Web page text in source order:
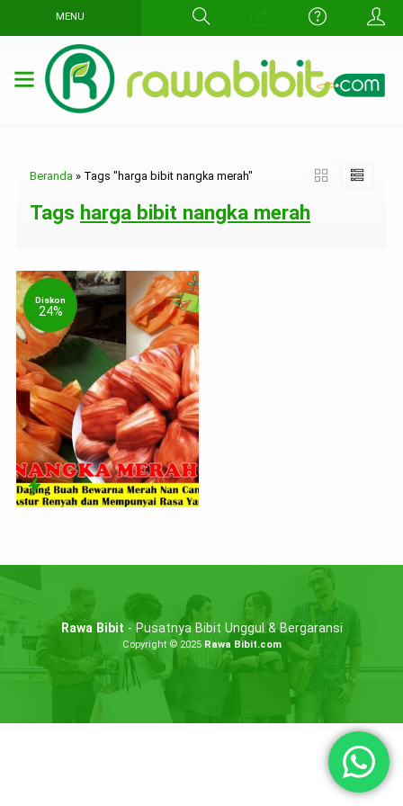
MENU
Beranda » Tags "harga bibit nangka merah"
Tags harga bibit nangka merah
Diskon
24%
Rawa Bibit - Pusatnya Bibit Unggul & Bergaransi
Copyright © 2025 Rawa Bibit.com